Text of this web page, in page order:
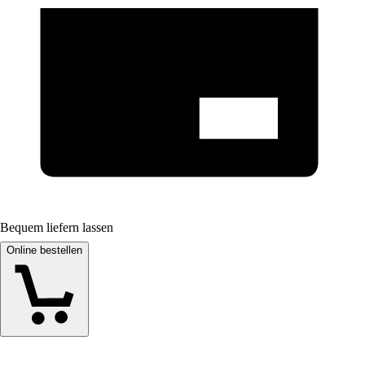
Bequem liefern lassen
Online bestellen